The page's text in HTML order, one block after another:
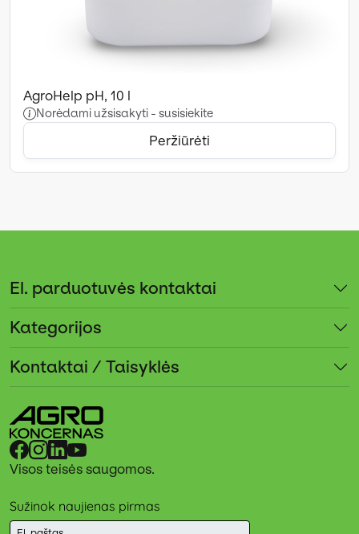
AgroHelp pH, 10 l
Norėdami užsisakyti - susisiekite
Peržiūrėti
El. parduotuvės kontaktai
Kategorijos
Kontaktai / Taisyklės
Visos teisės saugomos.
Sužinok naujienas pirmas